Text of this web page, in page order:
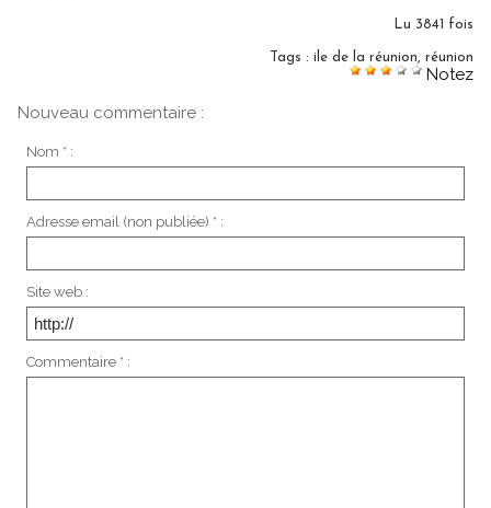
Lu 3841 fois
Tags : ile de la réunion, réunion
Notez
Nouveau commentaire :
Nom * :
Adresse email (non publiée) * :
Site web :
Commentaire * :